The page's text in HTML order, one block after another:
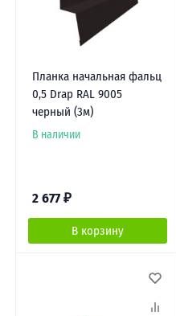
Планка начальная фальц
0,5 Drap RAL 9005
черный (3м)
В наличии
2 677 ₽
В корзину